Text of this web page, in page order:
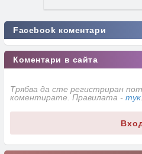
Facebook коментари
Коментари в сайта
Трябва да сте регистриран
коментирате. Правилата - тук